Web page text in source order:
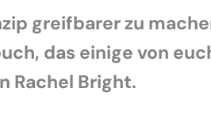
greifbarer zu
das einige von
Rachel Bright.